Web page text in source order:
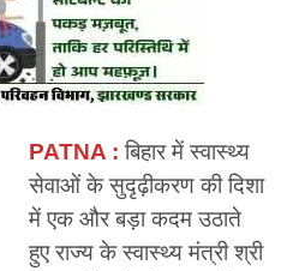
PATNA : बिहार में स्वास्थ्य
सेवाओं के सुदृढ़ीकरण की दिशा
में एक और बड़ा कदम उठाते
हुए राज्य के स्वास्थ्य मंत्री श्री